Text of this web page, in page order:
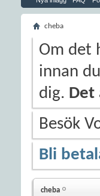
cheba
Om det
innan
dig. Det
Besök
Bli
cheba